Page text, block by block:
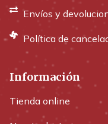
Envíos y
Política de
Información
Tienda online